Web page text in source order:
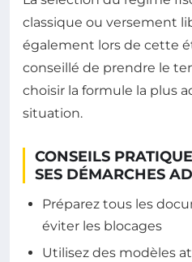
classique ou versement
également lors de cette
conseillé de prendre le
choisir la formule la plus
situation.
CONSEILS
SES DÉMARCHES
Préparez tous les
éviter les blocages
Utilisez des modèles